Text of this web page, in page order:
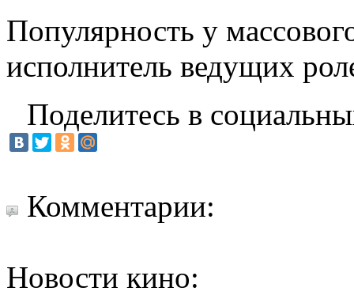
Популярность у
исполнитель ведущих
Поделитесь в
Комментарии:
Новости кино: